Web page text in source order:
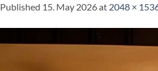
Published 15. May 2026at 2048 ×